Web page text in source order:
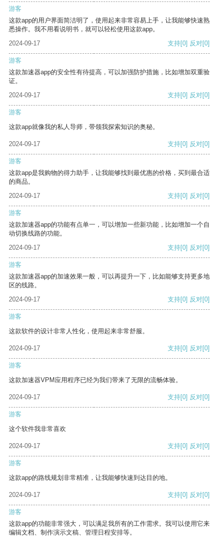
游客
这款app的用户界面简洁明了，使用起来非常容易上手，让我能够快速熟
悉操作。我不用看说明书，就可以轻松使用这款app。
2024-09-17
支持[0] 反对[0]
游客
这款加速器app的安全性有待提高，可以加强防护措施，比如增加双重验
证。
2024-09-17
支持[0] 反对[0]
游客
这款app就像我的私人导师，带领我探索知识的奥秘。
2024-09-17 支持[0] 反对[0]
游客
这款app是我购物的得力助手，让我能够找到最优惠的价格，买到最合适
的商品。
2024-09-17
支持[0] 反对[0]
游客
这款加速器app的功能有点单一，可以增加一些新功能，比如增加一个自
动切换线路的功能。
2024-09-17
支持[0] 反对[0]
游客
这款加速器app的加速效果一般，可以再提升一下，比如能够支持更多地
区的线路。
2024-09-17
支持[0] 反对[0]
游客
这款软件的设计非常人性化，使用起来非常舒服。
2024-09-17 支持[0] 反对[0]
游客
这款加速器VPM应用程序已经为我们带来了无限的流畅体验。
2024-09-17 支持[0] 反对[0]
游客
这个软件我非常喜欢
2024-09-17 支持[0] 反对[0]
游客
这款app的路线规划非常精准，让我能够快速到达目的地。
2024-09-17 支持[0] 反对[0]
游客
这款app的功能非常强大，可以满足我所有的工作需求。我可以使用它来
编辑文档、制作演示文稿、管理日程安排等。